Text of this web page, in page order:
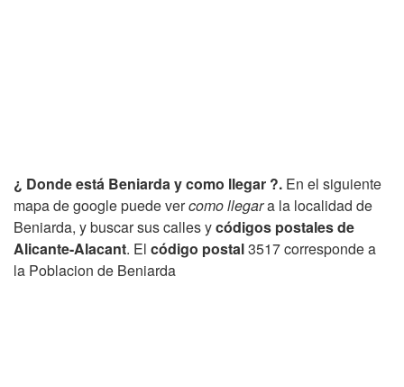
¿ Donde está Beniarda y como llegar ?. En el siguiente
mapa de google puede vercomo llegara la localidad de
Beniarda, y buscar sus calles ycódigos postales de
Alicante-Alacant. El código postal3517 corresponde a
la Poblacion de Beniarda